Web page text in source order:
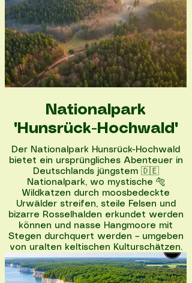
Nationalpark
"Hunsrück-Hochwald"
Der Nationalpark Hunsrück-Hochwald
bietet ein ursprüngliches Abenteuer in
Deutschlands jüngstem 🇩🇪
Nationalpark, wo mystische 🐅
Wildkatzen durch moosbedeckte
Urwälder streifen, steile Felsen und
bizarre Rosselhalden erkundet werden
können und nasse Hangmoore mit
Stegen durchquert werden – umgeben
von uralten keltischen Kulturschätzen.
Nationalpark entdecken